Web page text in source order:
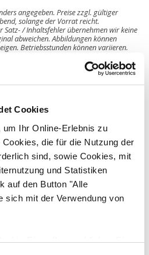
Cookies
Ihr Online-Erlebnis zu
die für die Nutzung der
sind, sowie Cookies, mit
und Statistiken
auf den Button "Alle
sich mit der Verwendung von
Einstellungen klicken Sie
angegeben. Preise zzgl. gültiger
solange der Vorrat reicht.
Satz- / Inhaltsfehler übernehmen wir keine
abweichen. Abbildungen können
Betriebsstunden können variieren.
Downloads
Hersteller
Develon